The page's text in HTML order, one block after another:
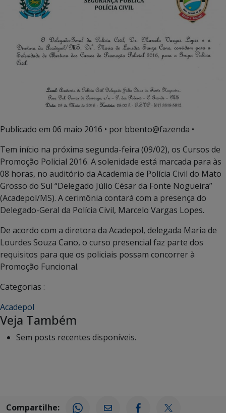
Publicado em 06 maio 2016 • por bbento@fazenda •
Tem início na próxima segunda-feira (09/02), os Cursos de
Promoção Policial 2016. A solenidade está marcada para às
08 horas, no auditório da Academia de Polícia Civil do Mato
Grosso do Sul “Delegado Júlio César da Fonte Nogueira”
(Acadepol/MS). A cerimônia contará com a presença do
Delegado-Geral da Polícia Civil, Marcelo Vargas Lopes.
De acordo com a diretora da Acadepol, delegada Maria de
Lourdes Souza Cano, o curso presencial faz parte dos
requisitos para que os policiais possam concorrer à
Promoção Funcional.
Categorias :
Acadepol
Veja Também
Sem posts recentes disponíveis.
Compartilhe: